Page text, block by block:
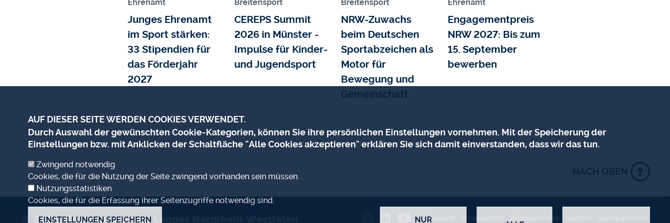
Ehrenamt
Junges Ehrenamt
im Sport stärken:
33 Stipendien für
das Förderjahr
2027
Breitensport
CEREPS Summit
2026 in Münster -
Impulse für Kinder-
und Jugendsport
Breitensport
NRW-Zuwachs
beim Deutschen
Sportabzeichen als
Motor für
Bewegung und
Gemeinschaft
Ehrenamt
Engagementpreis
NRW 2027: Bis zum
15. September
bewerben
NACH OBEN
© 2026Staatskanzlei des Landes Nordrhein-Westfalen Impressum
AUF DIESER SEITE WERDEN COOKIES VERWENDET.
Durch Auswahl der gewünschten Cookie-Kategorien, können Sie ihre persönlichen Einstellungen vornehmen. Mit der Speicherung der
Einstellungen bzw. mit Anklicken der Schaltfläche "Alle Cookies akzeptieren" erklären Sie sich damit einverstanden, dass wir das tun.
Zwingend notwendig
Cookies, die für die Nutzung der Seite zwingend vorhanden sein müssen.
Nutzungsstatistiken
Cookies, die für die Erfassung ihrer Seitenzugriffe notwendig sind.
EINSTELLUNGEN SPEICHERN NUR